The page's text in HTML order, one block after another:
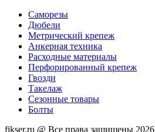
Саморезы
Дюбели
Метрический крепеж
Анкерная техника
Расходные материалы
Перфорированный крепеж
Гвозди
Такелаж
Сезонные товары
Болты
fikser.ru @ Все права защищены 2026